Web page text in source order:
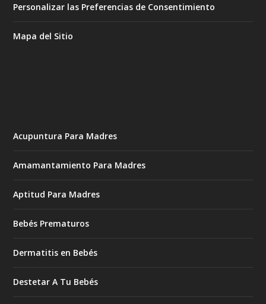
Personalizar las Preferencias de Consentimiento
Mapa del Sitio
Acupuntura Para Madres
Amamantamiento Para Madres
Aptitud Para Madres
Bebés Prematuros
Dermatitis en Bebés
Destetar A Tu Bebés